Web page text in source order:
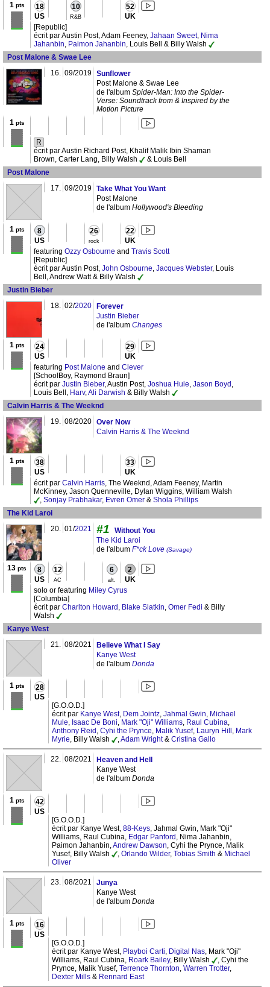
1 pts 18
US
10
R&B
52
UK
[Republic]
écrit par Austin Post, Adam Feeney, Jahaan Sweet, Nima
Jahanbin, Paimon Jahanbin, Louis Bell & Billy Walsh
Post Malone & Swae Lee
16. 09/2019 Sunflower
Post Malone & Swae Lee
de l'album Spider-Man: Into the Spider-
Verse: Soundtrack from & Inspired by the
Motion Picture
1 pts
R
écrit par Austin Richard Post, Khalif Malik Ibin Shaman
Brown, Carter Lang, Billy Walsh
& Louis Bell
Post Malone
17. 09/2019 Take What You Want
Post Malone
de l'album Hollywood's Bleeding
1 pts 8
US
26
rock
22
UK
featuring Ozzy Osbourne and Travis Scott
[Republic]
écrit par Austin Post, John Osbourne, Jacques Webster, Louis
Bell, Andrew Watt & Billy Walsh
Justin Bieber
18. 02/2020
Forever
Justin Bieber
de l'album Changes
1 pts 24
US
29
UK
featuring Post Malone and Clever
[SchoolBoy, Raymond Braun]
écrit par Justin Bieber, Austin Post, Joshua Huie, Jason Boyd ,
Louis Bell, Harv,Ali Darwish & Billy Walsh
Calvin Harris & The Weeknd
19. 08/2020 Over Now
Calvin Harris & The Weeknd
1 pts 38
US
33
UK
écrit par Calvin Harris, The Weeknd, Adam Feeney, Martin
McKinney, Jason Quenneville, Dylan Wiggins, William Walsh
, Sonjay Prabhakar, Evren Omer & Shola Phillips
The Kid Laroi
20. 01/2021 #1
Without You
The Kid Laroi
de l'album F*ck Love (Savage)
13 pts 8
US
12
AC
6
alt.
2
UK
solo or featuring Miley Cyrus
[Columbia]
écrit par Charlton Howard , Blake Slatkin, Omer Fedi & Billy
Walsh
Kanye West
21. 08/2021
Believe What I Say
Kanye West
de l'album Donda
1 pts 28
US
[G.O.O.D.]
écrit par Kanye West, Dem Jointz, Jahmal Gwin, Michael
Mule, Isaac De Boni, Mark "Oji" Williams, Raul Cubina,
Anthony Reid , Cyhi the Prynce, Malik Yusef, Lauryn Hill , Mark
Myrie, Billy Walsh ,Adam Wright& Cristina Gallo
22. 08/2021
Heaven and Hell
Kanye West
de l'album Donda
1 pts 42
US
[G.O.O.D.]
écrit par Kanye West, 88-Keys, Jahmal Gwin, Mark "Oji"
Williams, Raul Cubina, Edgar Panford , Nima Jahanbin,
Paimon Jahanbin,Andrew Dawson, Cyhi the Prynce, Malik
Yusef, Billy Walsh
, Orlando Wilder, Tobias Smith & Michael
Oliver
23. 08/2021
Junya
Kanye West
de l'album Donda
1 pts 16
US
[G.O.O.D.]
écrit par Kanye West, Playboi Carti, Digital Nas, Mark "Oji"
Williams, Raul Cubina, Roark Bailey, Billy Walsh
, Cyhi the
Prynce, Malik Yusef, Terrence Thornton, Warren Trotter,
Dexter Mills & Rennard East